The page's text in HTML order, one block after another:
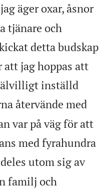
jag äger oxar, åsnor
tjänare och
detta budskap
jag hoppas att
inställd
återvände med
var på väg för att
med fyrahundra
utom sig av
familj och